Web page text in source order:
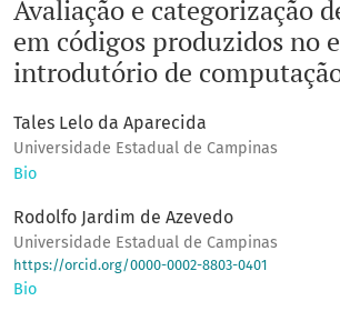
Avaliação e categorização
em códigos produzidos no
introdutório de
Tales Lelo da Aparecida
Universidade Estadual de Campinas
Bio
Rodolfo Jardim de Azevedo
Universidade Estadual de Campinas
https://orcid.org/0000-0002-8803-0401
Bio